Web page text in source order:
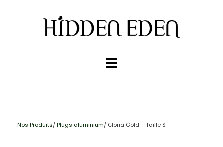
Nos Produits/Plugs aluminium/ Gloria Gold – Taille S